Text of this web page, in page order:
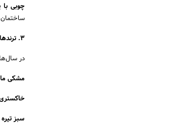
چوبی
ساختمان
۳. ترندهای رنگ درب مدرن سال‌های اخیر
در
مشکی
سبز تیره